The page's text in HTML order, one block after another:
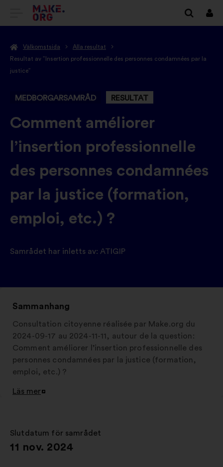
GÅ
FÖRSTASIDAN
MAKE.ORG
in
Välkomstsida
Alla resultat
Resultat av ”Insertion professionnelle des personnes condamnées par la
justice”
MEDBORGARSAMRÅD RESULTAT
-
Comment améliorer
l’insertion professionnelle
des personnes condamnées
par la justice (formation,
emploi, etc.) ?
Samrådet har inletts av: ATIGIP
Sammanhang
Consultation citoyenne réalisée par Make.org du
2024-09-17 au 2024-11-11, autour de la question:
Comment améliorer l’insertion professionnelle des
personnes condamnées par la justice (formation,
emploi, etc.) ?
Läs mer
Öppna
ny
flik
Slutdatum för samrådet
:
11 nov. 2024